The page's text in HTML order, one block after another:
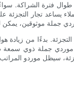
فترة الشراكة.
يساعد تجار
بدءًا من
جملة ذوي سمعة